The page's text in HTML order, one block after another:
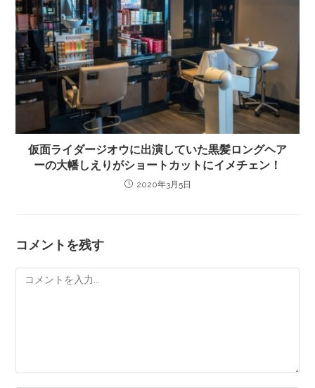
仮面ライダージオウに出演していた黒髪ロングヘア
ーの大幡しえりがショートカットにイメチェン！
2020年3月5日
コメントを残す